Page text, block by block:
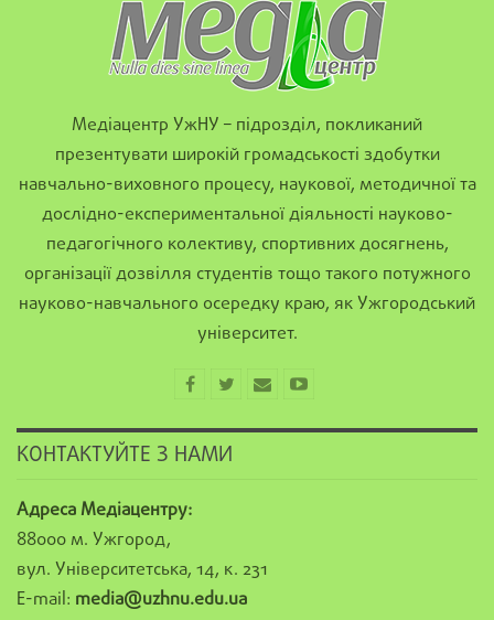
Медіацентр УжНУ – підрозділ, покликаний
презентувати широкій громадськості здобутки
навчально-виховного процесу, наукової, методичної та
дослідно-експериментальної діяльності науково-
педагогічного колективу, спортивних досягнень,
організації дозвілля студентів тощо такого потужного
науково-навчального осередку краю, як Ужгородський
університет.
КОНТАКТУЙТЕ З НАМИ
Адреса Медіацентру:
88000 м. Ужгород,
вул. Університетська, 14, к. 231
E-mail: media@uzhnu.edu.ua